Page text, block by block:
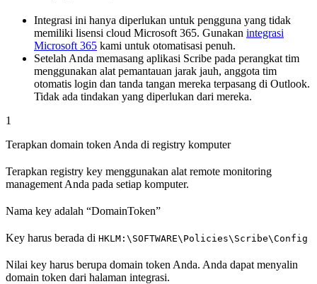
Integrasi ini hanya diperlukan untuk pengguna yang tidak
memiliki lisensi cloud Microsoft 365. Gunakan integrasi
Microsoft 365 kami untuk otomatisasi penuh.
Setelah Anda memasang aplikasi Scribe pada perangkat tim
menggunakan alat pemantauan jarak jauh, anggota tim
otomatis login dan tanda tangan mereka terpasang di Outlook.
Tidak ada tindakan yang diperlukan dari mereka.
1
Terapkan domain token Anda di registry komputer
Terapkan registry key menggunakan alat remote monitoring
management Anda pada setiap komputer.
Nama key adalah “DomainToken”
Key harus berada di HKLM:\SOFTWARE\Policies\Scribe\Config
Nilai key harus berupa domain token Anda. Anda dapat menyalin
domain token dari halaman integrasi.